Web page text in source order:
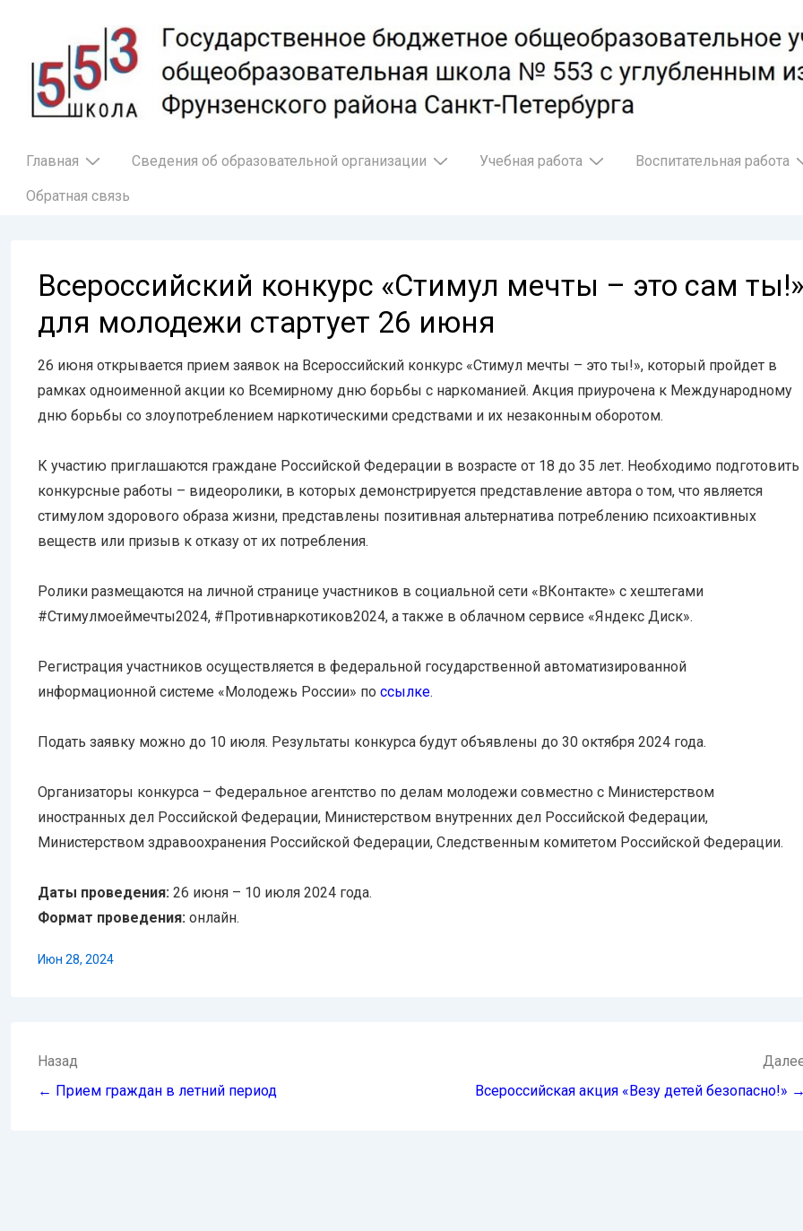
основному
содержимому
Основная
Главная Сведения об образовательной организации Учебная работа Воспитательная работа
Обратная связь
Всероссийский конкурс «Стимул мечты – это сам ты!»
для молодежи стартует 26 июня
26 июня открывается прием заявок на Всероссийский конкурс «Стимул мечты – это ты!», который пройдет в
рамках одноименной акции ко Всемирному дню борьбы с наркоманией. Акция приурочена к Международному
дню борьбы со злоупотреблением наркотическими средствами и их незаконным оборотом.
К участию приглашаются граждане Российской Федерации в возрасте от 18 до 35 лет. Необходимо подготовить
конкурсные работы – видеоролики, в которых демонстрируется представление автора о том, что является
стимулом здорового образа жизни, представлены позитивная альтернатива потреблению психоактивных
веществ или призыв к отказу от их потребления.
Ролики размещаются на личной странице участников в социальной сети «ВКонтакте» с хештегами
#Стимулмоеймечты2024, #Противнаркотиков2024, а также в облачном сервисе «Яндекс Диск».
Регистрация участников осуществляется в федеральной государственной автоматизированной
информационной системе «Молодежь России» по ссылке.
Подать заявку можно до 10 июля. Результаты конкурса будут объявлены до 30 октября 2024 года.
Организаторы конкурса – Федеральное агентство по делам молодежи совместно с Министерством
иностранных дел Российской Федерации, Министерством внутренних дел Российской Федерации,
Министерством здравоохранения Российской Федерации, Следственным комитетом Российской Федерации.
Даты проведения: 26 июня – 10 июля 2024 года.
Формат проведения: онлайн.
Июн 28, 2024
Навигация
по
Назад
← Прием граждан в летний период
Всероссийская акция «Везу детей безопасно!»